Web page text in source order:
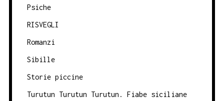
Psiche
RISVEGLI
Romanzi
Sibille
Storie piccine
Turutun Turutun Turutun. Fiabe siciliane